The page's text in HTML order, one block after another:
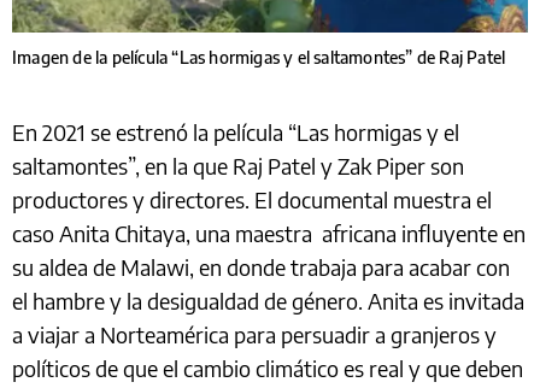
Imagen de la película “Las hormigas y el saltamontes” de Raj Patel
En 2021 se estrenó la película “Las hormigas y el
saltamontes”, en la que Raj Patel y Zak Piper son
productores y directores. El documental muestra el
caso Anita Chitaya, una maestra africana influyente en
su aldea de Malawi, en donde trabaja para acabar con
el hambre y la desigualdad de género. Anita es invitada
a viajar a Norteamérica para persuadir a granjeros y
políticos de que el cambio climático es real y que deben